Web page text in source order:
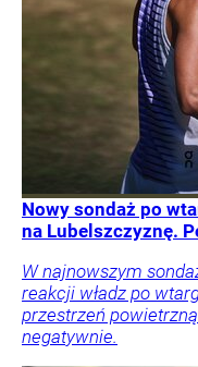
Nowy sondaż po
na Lubelszczyznę.
W najnowszym
reakcji władz po
przestrzeń
negatywnie.